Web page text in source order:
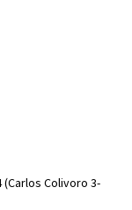
(Carlos Colivoro 3-